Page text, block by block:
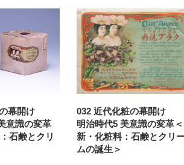
幕開け
意識の変革
石鹸とクリ
032 近代化粧の幕開け
明治時代5 美意識の変革＜
新・化粧料：石鹸とクリ
ムの誕生＞